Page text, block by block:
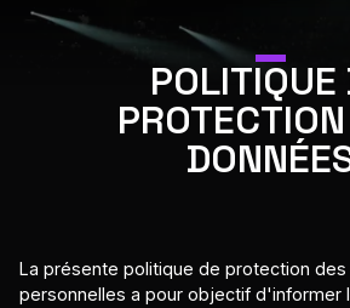
POLITIQUE
La présente politique de protection des
personnelles a pour objectif d'informer